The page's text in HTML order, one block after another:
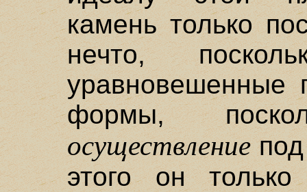
камень только
нечто,
уравновешенные
формы,
осуществлениепод
этого он